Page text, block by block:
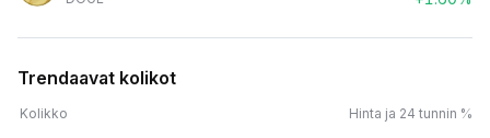
Trendaavat kolikot
Kolikko Hinta ja 24 tunnin %